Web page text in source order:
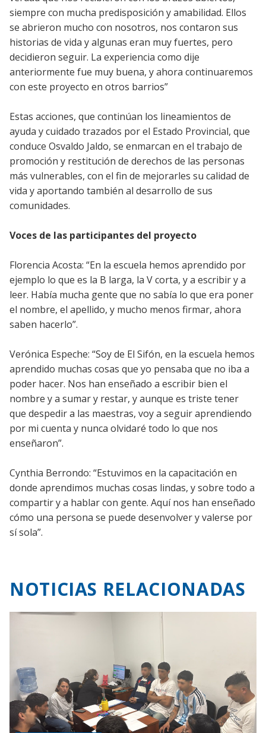
siempre con mucha predisposición y amabilidad. Ellos
se abrieron mucho con nosotros, nos contaron sus
historias de vida y algunas eran muy fuertes, pero
decidieron seguir. La experiencia como dije
anteriormente fue muy buena, y ahora continuaremos
con este proyecto en otros barrios”
Estas acciones, que continúan los lineamientos de
ayuda y cuidado trazados por el Estado Provincial, que
conduce Osvaldo Jaldo, se enmarcan en el trabajo de
promoción y restitución de derechos de las personas
más vulnerables, con el fin de mejorarles su calidad de
vida y aportando también al desarrollo de sus
comunidades.
Voces de las participantes del proyecto
Florencia Acosta: “En la escuela hemos aprendido por
ejemplo lo que es la B larga, la V corta, y a escribir y a
leer. Había mucha gente que no sabía lo que era poner
el nombre, el apellido, y mucho menos firmar, ahora
saben hacerlo”.
Verónica Espeche: “Soy de El Sifón, en la escuela hemos
aprendido muchas cosas que yo pensaba que no iba a
poder hacer. Nos han enseñado a escribir bien el
nombre y a sumar y restar, y aunque es triste tener
que despedir a las maestras, voy a seguir aprendiendo
por mi cuenta y nunca olvidaré todo lo que nos
enseñaron”.
Cynthia Berrondo: “Estuvimos en la capacitación en
donde aprendimos muchas cosas lindas, y sobre todo a
compartir y a hablar con gente. Aquí nos han enseñado
cómo una persona se puede desenvolver y valerse por
sí sola”.
NOTICIAS RELACIONADAS